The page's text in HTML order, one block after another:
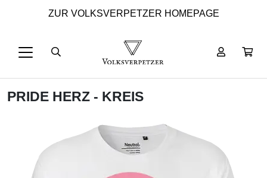
ZUR VOLKSVERPETZER HOMEPAGE
PRIDE HERZ - KREIS